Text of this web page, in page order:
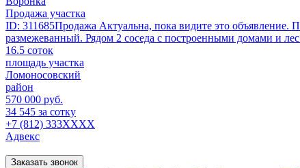
Продажа участка
ID: 311685Продажа Актуальна, пока видите это объявление.
размежеванный. Рядом 2 соседа с построенными домами и
16.5 соток
площадь участка
Ломоносовский
район
570 000 руб.
34 545 за сотку
+7 (812) 333XXXX
Адвекс
Заказать звонок